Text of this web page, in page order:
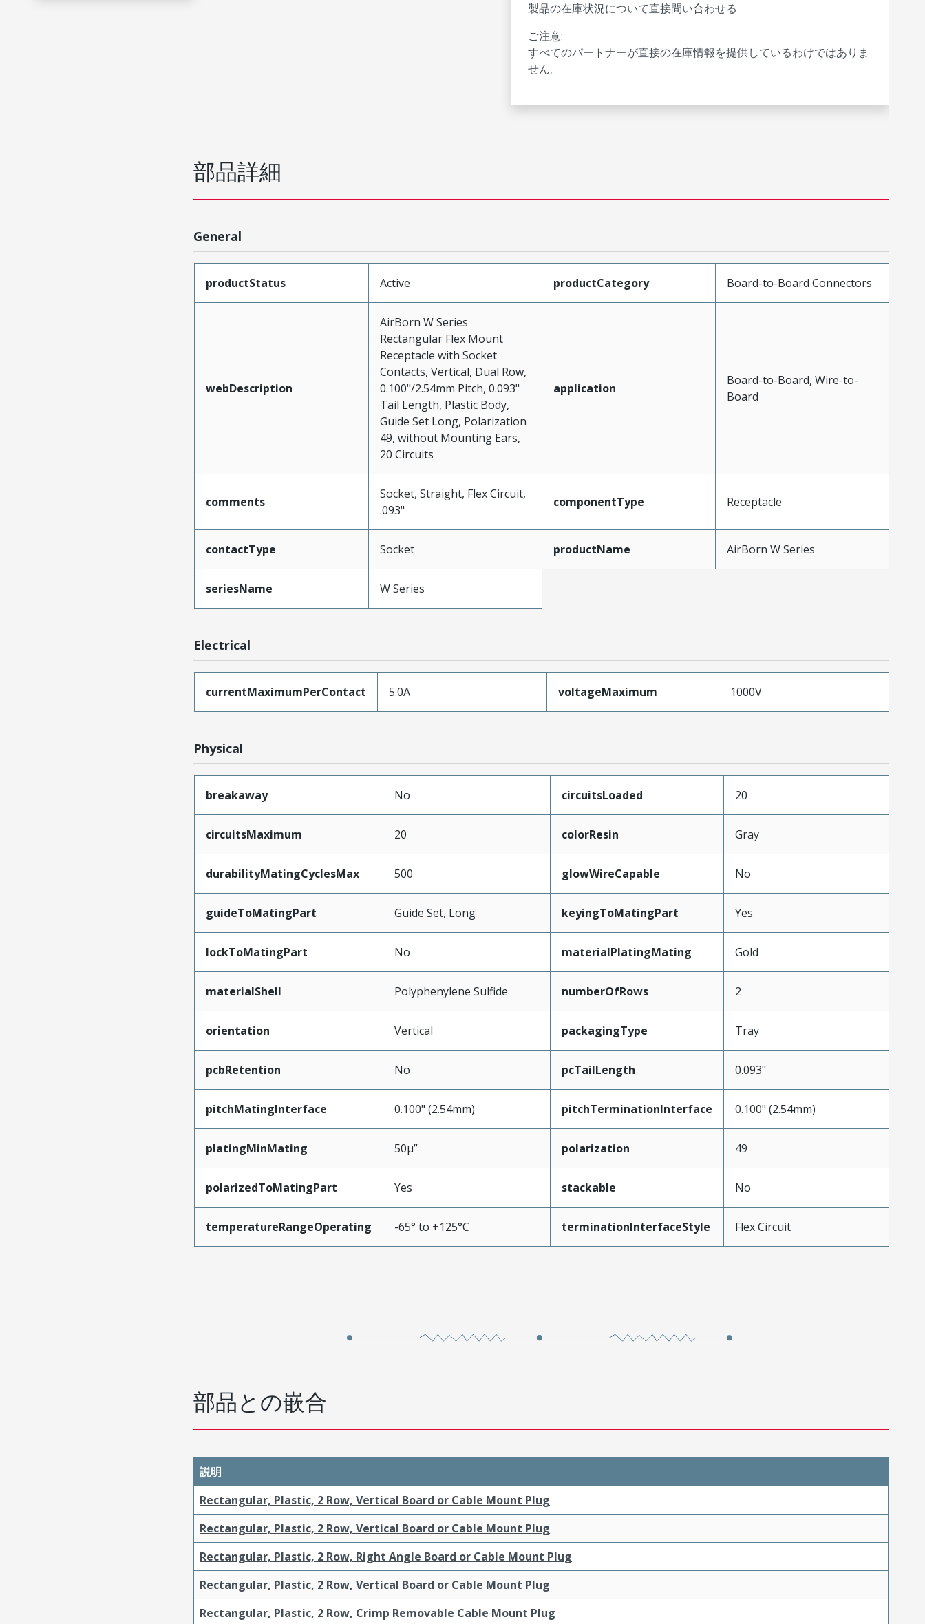
製品の在庫状況について直接問い合わせる
ご注意:
すべてのパートナーが直接の在庫情報を提供しているわけではありま
せん。
部品詳細
General
productStatus Active productCategory Board-to-Board Connectors
webDescription
AirBorn W Series
Rectangular Flex Mount
Receptacle with Socket
Contacts, Vertical, Dual Row,
0.100"/2.54mm Pitch, 0.093"
Tail Length, Plastic Body,
Guide Set Long, Polarization
49, without Mounting Ears,
20 Circuits
application
Board-to-Board, Wire-to-
Board
comments
Socket, Straight, Flex Circuit,
.093"
componentType Receptacle
contactType Socket productName AirBorn W Series
seriesName W Series
Electrical
currentMaximumPerContact 5.0A voltageMaximum 1000V
Physical
breakaway No circuitsLoaded 20
circuitsMaximum 20 colorResin Gray
durabilityMatingCyclesMax 500 glowWireCapable No
guideToMatingPart Guide Set, Long keyingToMatingPart Yes
lockToMatingPart No materialPlatingMating Gold
materialShell Polyphenylene Sulfide numberOfRows 2
orientation Vertical packagingType Tray
pcbRetention No pcTailLength 0.093"
pitchMatingInterface 0.100" (2.54mm) pitchTerminationInterface 0.100" (2.54mm)
platingMinMating 50µ” polarization 49
polarizedToMatingPart Yes stackable No
temperatureRangeOperating -65° to +125°C terminationInterfaceStyle Flex Circuit
部品との嵌合
説明
Rectangular, Plastic, 2 Row, Vertical Board or Cable Mount Plug
Rectangular, Plastic, 2 Row, Vertical Board or Cable Mount Plug
Rectangular, Plastic, 2 Row, Right Angle Board or Cable Mount Plug
Rectangular, Plastic, 2 Row, Vertical Board or Cable Mount Plug
Rectangular, Plastic, 2 Row, Crimp Removable Cable Mount Plug